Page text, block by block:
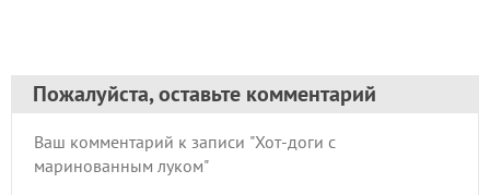
Пожалуйста, оставьте комментарий